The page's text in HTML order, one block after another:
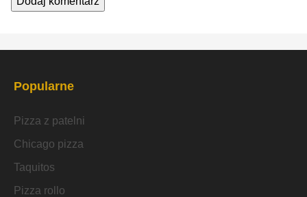
Popularne
Pizza z patelni
Chicago pizza
Taquitos
Pizza rollo